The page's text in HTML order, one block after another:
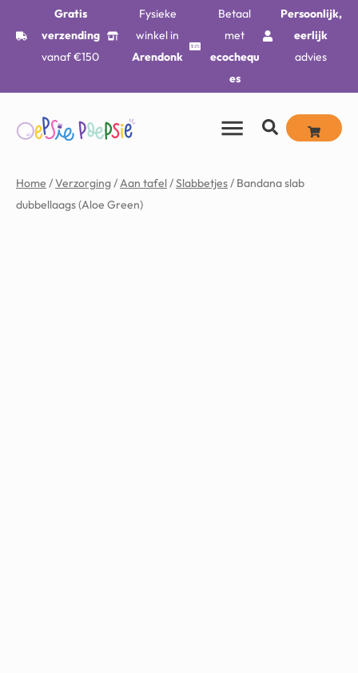
Gratis
verzending
vanaf €150
Fysieke
winkel in
Arendonk
Betaal
met
ecochequ
es
Persoonlijk,
eerlijk
advies
Home /Verzorging/Aan tafel/Slabbetjes/ Bandana slab
dubbellaags (Aloe Green)